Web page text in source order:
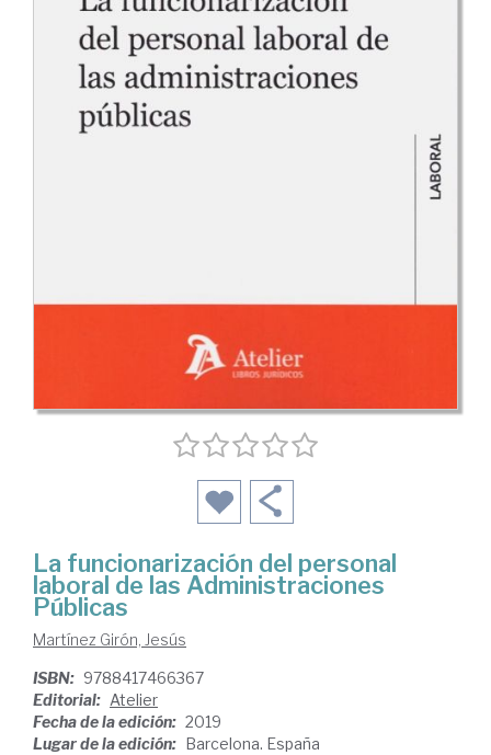
La funcionarización del personal
laboral de las Administraciones
Públicas
Martínez Girón, Jesús
ISBN: 9788417466367
Editorial: Atelier
Fecha de la edición: 2019
Lugar de la edición: Barcelona. España